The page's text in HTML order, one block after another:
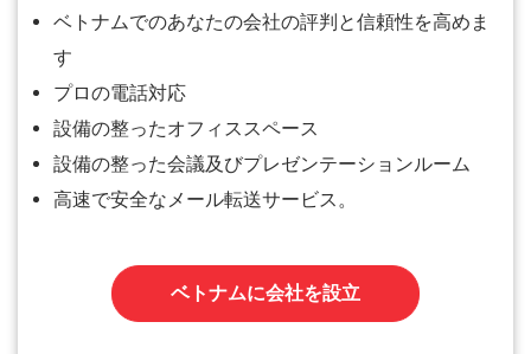
ベトナムでのあなたの会社の評判と信頼性を高めま
す
プロの電話対応
設備の整ったオフィススペース
設備の整った会議及びプレゼンテーションルーム
高速で安全なメール転送サービス。
ベトナムに会社を設立